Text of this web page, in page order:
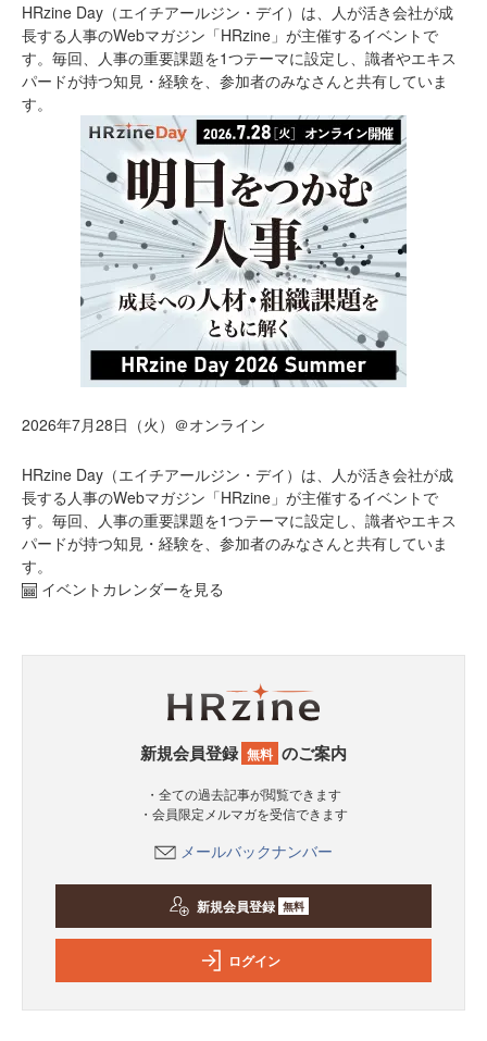
HRzine Day（エイチアールジン・デイ）は、人が活き会社が成
長する人事のWebマガジン「HRzine」が主催するイベントで
す。毎回、人事の重要課題を1つテーマに設定し、識者やエキス
パードが持つ知見・経験を、参加者のみなさんと共有していま
す。
2026年7月28日（火）＠オンライン
HRzine Day（エイチアールジン・デイ）は、人が活き会社が成
長する人事のWebマガジン「HRzine」が主催するイベントで
す。毎回、人事の重要課題を1つテーマに設定し、識者やエキス
パードが持つ知見・経験を、参加者のみなさんと共有していま
す。
イベントカレンダーを見る
新規会員登録 無料 のご案内
・全ての過去記事が閲覧できます
・会員限定メルマガを受信できます
メールバックナンバー
新規会員登録 無料
ログイン